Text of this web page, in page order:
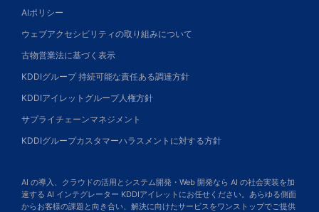
AIポリシー
ウェブアクセシビリティの取り組みについて
古物営業法に基づく表示
KDDIグループ 持続可能な責任ある調達方針
KDDIアイレットグループ人権方針
サプライチェーンマネジメント
KDDIグループカスタマーハラスメントに対する方針
AI の導入、クラウドの活用とシステム開発・Web 開発なら AI の社会実装を加
速する AI インテグレーター KDDIアイレットにお任せください。あらゆる側面
からお客様の課題と向き合い、解決に向けたサービスをワンストップでご提供